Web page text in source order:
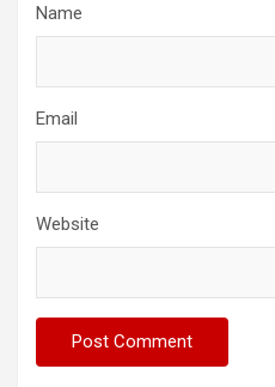
Name
Email
Website